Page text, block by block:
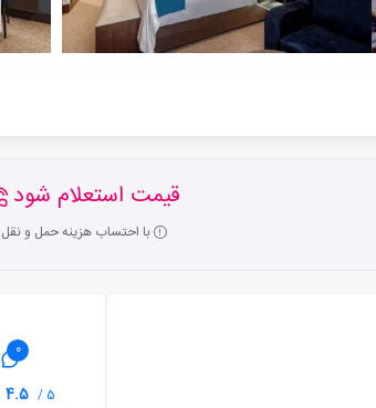
قیمت استعلام شود
با احتساب هزینه حمل و نقل
0
5 /
4.5